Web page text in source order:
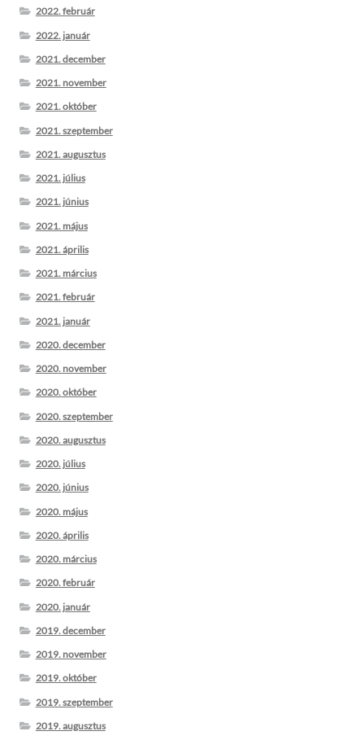
2022. február
2022. január
2021. december
2021. november
2021. október
2021. szeptember
2021. augusztus
2021. július
2021. június
2021. május
2021. április
2021. március
2021. február
2021. január
2020. december
2020. november
2020. október
2020. szeptember
2020. augusztus
2020. július
2020. június
2020. május
2020. április
2020. március
2020. február
2020. január
2019. december
2019. november
2019. október
2019. szeptember
2019. augusztus